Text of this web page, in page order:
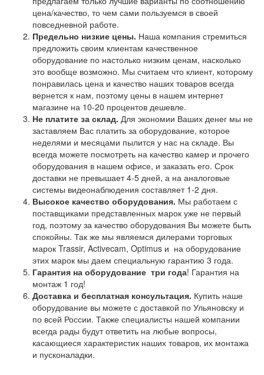
цена/качество, то чем сами пользуемся в своей
повседневной работе.
Предельно низкие цены. Наша компания стремиться
предложить своим клиентам качественное
оборудование по настолько низким ценам, насколько
это вообще возможно. Мы считаем что клиент, которому
понравилась цена и качество наших товаров всегда
вернется к нам, поэтому цены в нашем интернет
магазине на 10-20 процентов дешевле.
Не платите за склад. Для экономии Ваших денег мы не
заставляем Вас платить за оборудование, которое
неделями и месяцами пылится у нас на складе. Вы
всегда можете посмотреть на качество камер и прочего
оборудования в нашем офисе, и заказать его. Срок
доставки не превышает 4-5 дней, а на аналоговые
системы видеонаблюдения составляет 1-2 дня.
Высокое качество оборудования. Мы работаем с
поставщиками представленных марок уже не первый
год, поэтому за качество оборудования Вы можете быть
спокойны. Так же мы являемся дилерами торговых
марок Trassir, Activecam, Optimus и на оборудование
этих марок мы даем специальную гарантию 3 года.
Гарантия на оборудование три года! Гарантия на
монтаж 1 год!
Доставка и бесплатная консультация. Купить наше
оборудование вы можете с доставкой по Ульяновску и
по всей России. Также специалисты нашей компании
всегда рады будут ответить на любые вопросы,
касающиеся характеристик наших товаров, их монтажа
и пусконаладки.